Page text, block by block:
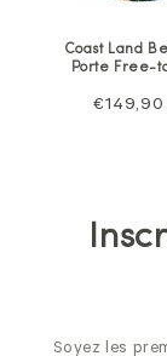
Coast Land
Porte Free-
Prix
€149,90
Soyez les